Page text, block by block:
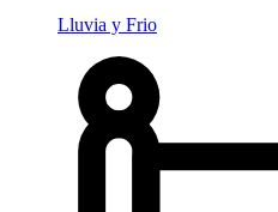
Lluvia y Frio